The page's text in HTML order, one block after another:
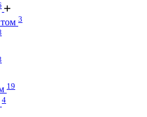
3
19
4